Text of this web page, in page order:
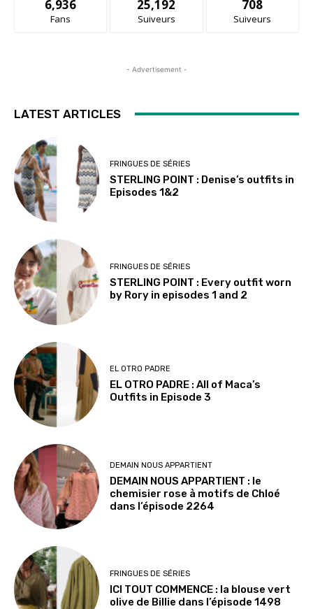
6,936
Fans
25,192
Suiveurs
708
Suiveurs
- Advertisement -
LATEST ARTICLES
FRINGUES DE SÉRIES
STERLING POINT : Denise’s outfits in
Episodes 1&2
FRINGUES DE SÉRIES
STERLING POINT : Every outfit worn
by Rory in episodes 1 and 2
EL OTRO PADRE
EL OTRO PADRE : All of Maca’s
Outfits in Episode 3
DEMAIN NOUS APPARTIENT
DEMAIN NOUS APPARTIENT : le
chemisier rose à motifs de Chloé
dans l’épisode 2264
FRINGUES DE SÉRIES
ICI TOUT COMMENCE : la blouse vert
olive de Billie dans l’épisode 1498